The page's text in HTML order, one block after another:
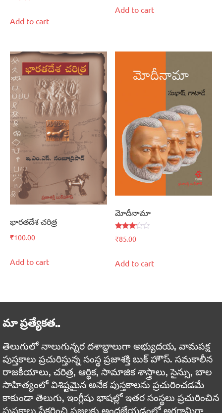
Add to cart
Add to cart
భారతదేశ చరిత్ర
₹100.00
Add to cart
మోదీనామా
Rated
3.00
₹85.00
Add to cart
మా ప్రత్యేకత..
తెలుగులో నాలుగున్నర దశాబ్దాలుగా అభ్యుదయ, వామపక్ష
పుస్తకాలు ప్రచురిస్తున్న సంస్థ ప్రజాశక్తి బుక్ హౌస్. సమకాలీన
రాజకీయాలు, చరిత్ర, ఆర్థిక, సామాజిక శాస్త్రాలు, సైన్సు, బాల
సాహిత్యంలో విశిష్టమైన అనేక పుస్తకాలను ప్రచురించడమే
కాకుండా తెలుగు, ఇంగ్లీషు భాషల్లో ఇతర సంస్థలు ప్రచురించిన
పుస్తకాలు సేకరించి ప్రజలకు అందజేయడంలో అగ్రగామిగా